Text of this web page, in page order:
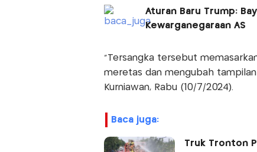
Aturan Baru Trump:
Kewarganegaraan AS
"Tersangka tersebut
meretas dan mengubah
Kurniawan, Rabu (10/7/2024).
baca juga:
Truk Tronton